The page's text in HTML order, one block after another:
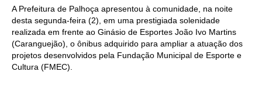
A Prefeitura de Palhoça apresentou à comunidade, na noite
desta segunda-feira (2), em uma prestigiada solenidade
realizada em frente ao Ginásio de Esportes João Ivo Martins
(Caranguejão), o ônibus adquirido para ampliar a atuação dos
projetos desenvolvidos pela Fundação Municipal de Esporte e
Cultura (FMEC).